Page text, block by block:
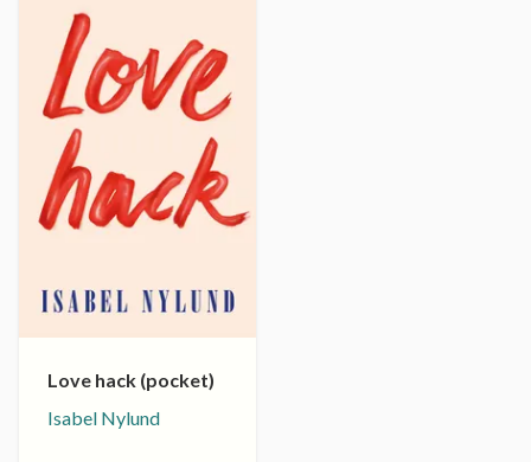
Love hack (pocket)
Isabel Nylund